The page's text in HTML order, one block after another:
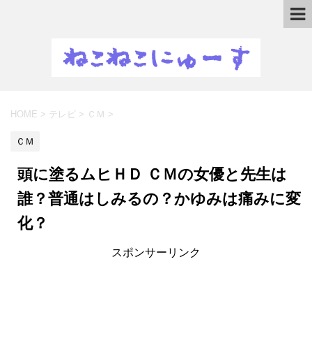
HOME > テレビ > ＣＭ >
ＣＭ
頭に塗るムヒＨＤ ＣＭの女優と先生は
誰？普通はしみるの？かゆみは痛みに変
化？
スポンサーリンク